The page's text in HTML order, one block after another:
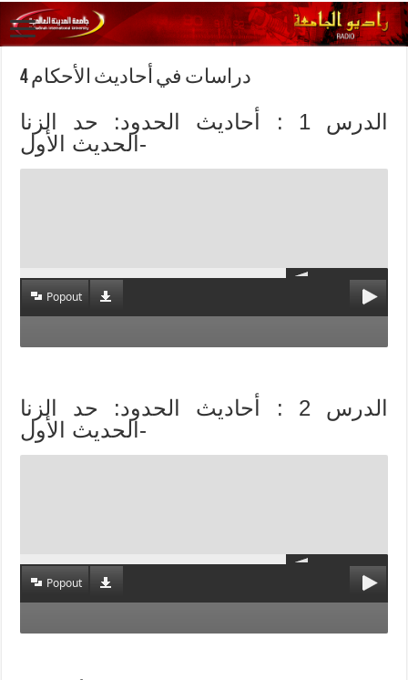
دراسات في أحاديث الأحكام 4
الدرس 1 : أحاديث الحدود: حد الزنا
-الحديث الأول
Popout
الدرس 2 : أحاديث الحدود: حد الزنا
-الحديث الأول
Popout